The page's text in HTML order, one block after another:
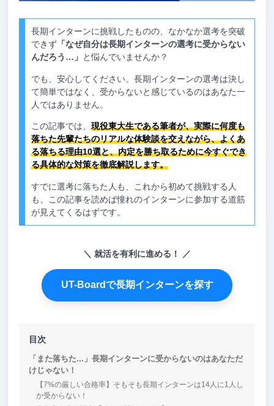
長期インターンに挑戦したものの、なかなか選考を突破
できず「なぜ自分は長期インターンの選考に受からない
んだろう…」 と悩んでいませんか？
でも、安心してください。長期インターンの選考は決し
て簡単ではなく、受からないと感じているのはあなた一
人ではありません。
この記事では、 現役東大生である筆者が、実際に何度も
落ちた先輩たちのリアルな体験談を交えながら、よくあ
る落ちる理由10選と、内定を勝ち取るために今すぐでき
る具体的な対策を徹底解説します。
すでに選考に落ちた人も、これから初めて挑戦する人
も、この記事を読めば憧れのインターンに参加する道筋
が見えてくるはずです。
就活を有利に進める！
UT-Boardで長期インターンを探す
目次
「また落ちた...」長期インターンに受からないのはあなただ
けじゃない！
【7%の厳しい合格率】そもそも長期インターンは14人に1人し
か受からない！